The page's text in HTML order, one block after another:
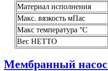
Материал исполнения
Макс. вязкость мПас
Макс температура °C
Вес НЕТТО
Мембранный насос